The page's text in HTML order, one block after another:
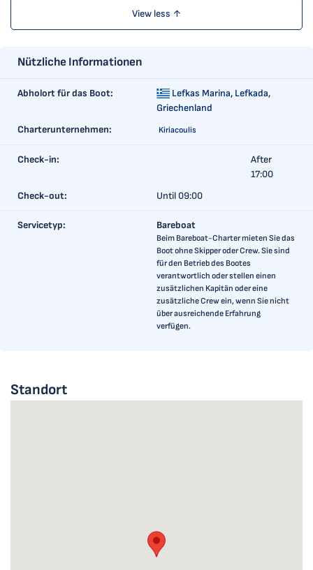
View less ↑
Nützliche Informationen
Abholort für das Boot: Lefkas Marina, Lefkada,
Griechenland
Charterunternehmen:
Kiriacoulis
Check-in:
After
17:00
Check-out:
Until 09:00
Servicetyp: Bareboat
Beim Bareboat-Charter mieten Sie das
Boot ohne Skipper oder Crew. Sie sind
für den Betrieb des Bootes
verantwortlich oder stellen einen
zusätzlichen Kapitän oder eine
zusätzliche Crew ein, wenn Sie nicht
über ausreichende Erfahrung
verfügen.
Standort